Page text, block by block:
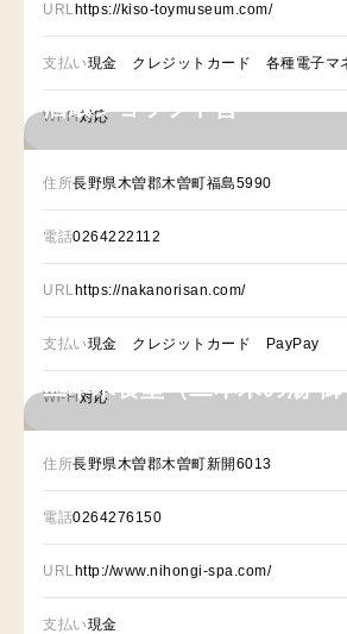
URLhttps://kiso-toymuseum.com/
支払い現金 クレジットカード 各種電子マ
Wi-Fi対応
酒蔵ショップ中善
住所長野県木曽郡木曽町福島5990
電話0264222112
URLhttps://nakanorisan.com/
支払い現金 クレジットカード PayPay
Wi-Fi対応
二本木食堂（二本木の湯
住所長野県木曽郡木曽町新開6013
電話0264276150
URLhttp://www.nihongi-spa.com/
支払い現金